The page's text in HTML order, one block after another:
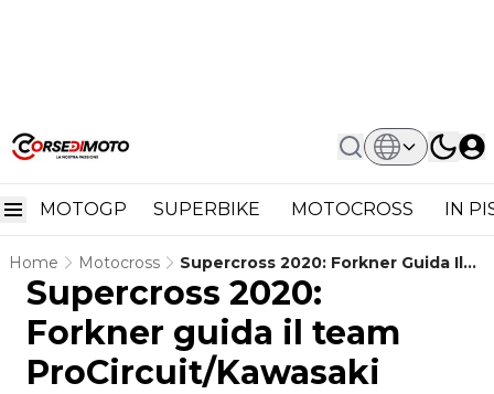
MOTOGP SUPERBIKE MOTOCROSS IN
Home Motocross
Supercross 2020: Forkner Guida Il
Team ProCircuit/Kawasaki
Supercross 2020:
Forkner guida il team
ProCircuit/Kawasaki